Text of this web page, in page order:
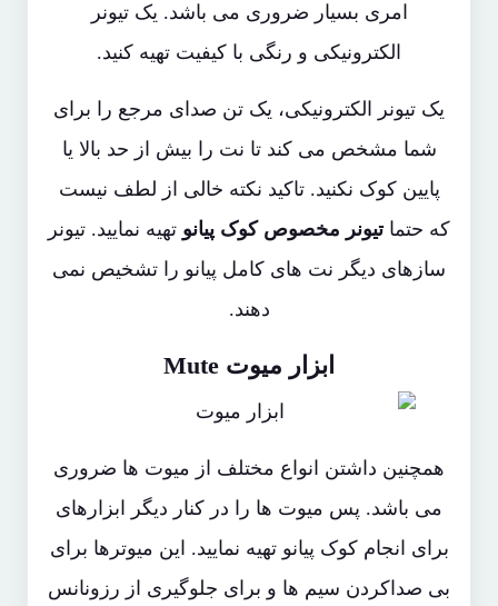
امری بسیار ضروری می باشد. یک تیونر
الکترونیکی و رنگی با کیفیت تهیه کنید.
یک تیونر الکترونیکی، یک تن صدای مرجع را برای
شما مشخص می کند تا نت را بیش از حد بالا یا
پایین کوک نکنید. تاکید نکته خالی از لطف نیست
که حتماتیونر مخصوص کوک پیانو تهیه نمایید. تیونر
سازهای دیگر نت های کامل پیانو را تشخیص نمی
دهند.
ابزار میوت Mute
همچنین داشتن انواع مختلف از میوت ها ضروری
می باشد. پس میوت ها را در کنار دیگر ابزارهای
برای انجام کوک پیانو تهیه نمایید. این میوترها برای
بی صداکردن سیم ها و برای جلوگیری از رزونانس